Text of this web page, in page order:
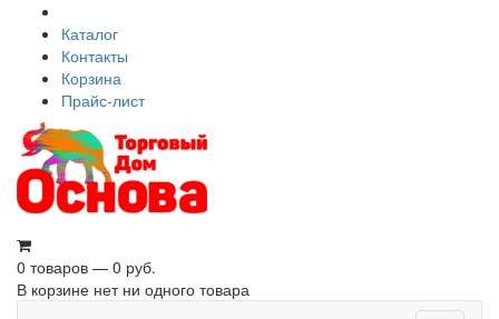
Каталог
Контакты
Корзина
Прайс-лист
0 товаров — 0 руб.
В корзине нет ни одного товара